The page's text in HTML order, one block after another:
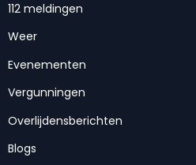
112 meldingen
Weer
Evenementen
Vergunningen
Overlijdensberichten
Blogs